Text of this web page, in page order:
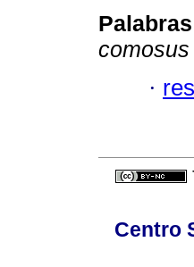
comosus
·
Centro